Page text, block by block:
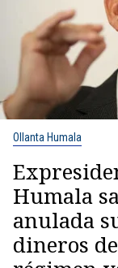
Ollanta Humala
Humala
anulada
dineros